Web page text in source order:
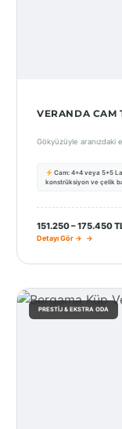
VERANDA CAM
Gökyüzüyle aranızdaki
Cam: 4+4 veya 5+5
konstrüksiyon ve çelik
151.250 – 175.450
Detayı Gör →
PRESTIJ & EKSTRA ODA